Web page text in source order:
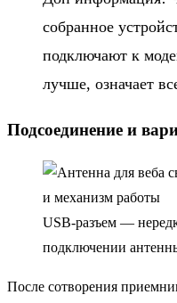
собранное
подключают к
лучше, означает
Подсоединение и
USB-разъем —
подключении
После сотворения